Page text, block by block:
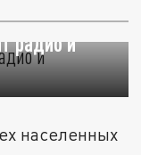
радио и
населенных